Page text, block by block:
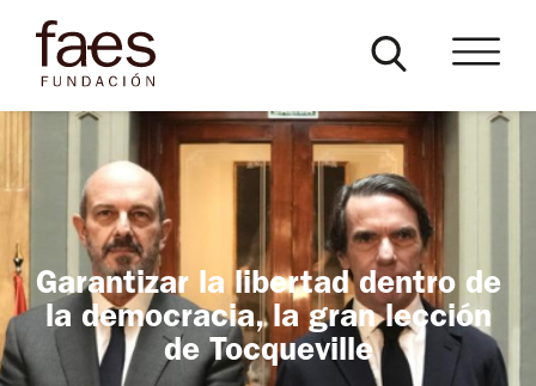
Garantizar la libertad dentro de
la democracia, la gran lección
de Tocqueville